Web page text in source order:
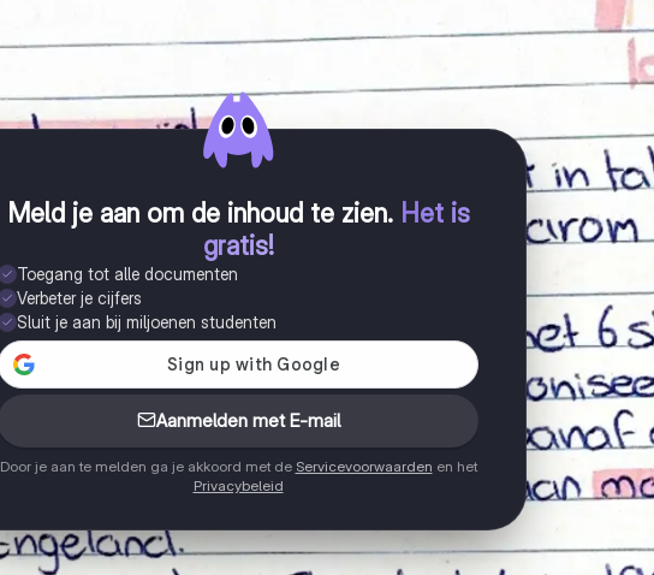
Meld je aan om de inhoud te zien. Het is
gratis!
Toegang tot alle documenten
Verbeter je cijfers
Sluit je aan bij miljoenen studenten
Aanmelden met E-mail
Door je aan te melden ga je akkoord met de Servicevoorwaarden en het
Privacybeleid